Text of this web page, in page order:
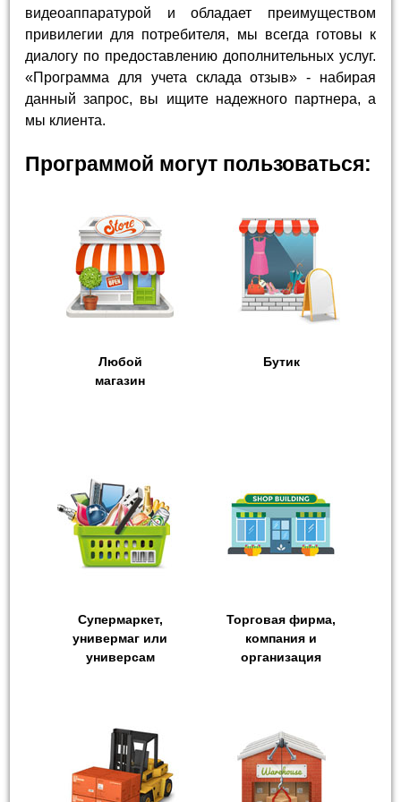
видеоаппаратурой и обладает преимуществом
привилегии для потребителя, мы всегда готовы к
диалогу по предоставлению дополнительных услуг.
«Программа для учета склада отзыв» - набирая
данный запрос, вы ищите надежного партнера, а
мы клиента.
Программой могут пользоваться:
Любой
магазин
Бутик
Супермаркет,
универмаг или
универсам
Торговая фирма,
компания и
организация